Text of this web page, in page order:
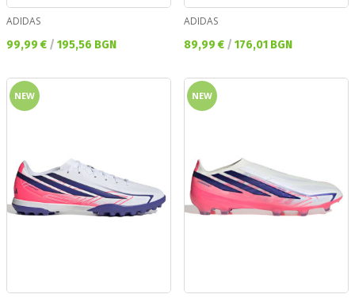
ADIDAS
Текуща цена:
99,99 € / 195,56 BGN
ADIDAS
Текуща цена:
89,99 € / 176,01 BGN
NEW NEW